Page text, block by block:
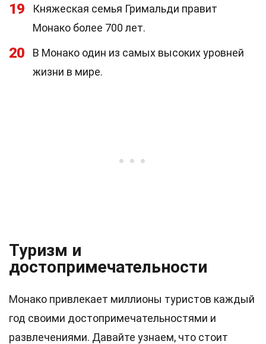
19
Княжеская семья Гримальди правит
Монако более 700 лет.
20
В Монако один из самых высоких уровней
жизни в мире.
Туризм и
достопримечательности
Монако привлекает миллионы туристов каждый
год своими достопримечательностями и
развлечениями. Давайте узнаем, что стоит